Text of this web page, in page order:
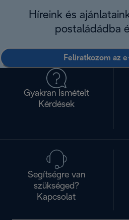
Híreink és
postaládádba
Feliratkozom az
Gyakran Ismételt
Kérdések
Segítségre van
szükséged?
Kapcsolat